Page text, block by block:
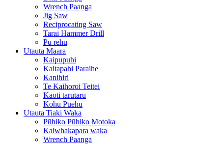
Wrench Paanga
Jig Saw
Reciprocating Saw
Tarai Hammer Drill
Pu rehu
Utauta Maara
Kaipupuhi
Kaitapahi Paraihe
Kanihiri
Te Kaihoroi Teitei
Kaoti tarutaru
Kohu Puehu
Utauta Tiaki Waka
Pūhiko Pūhiko Motoka
Kaiwhakapara waka
Wrench Paanga